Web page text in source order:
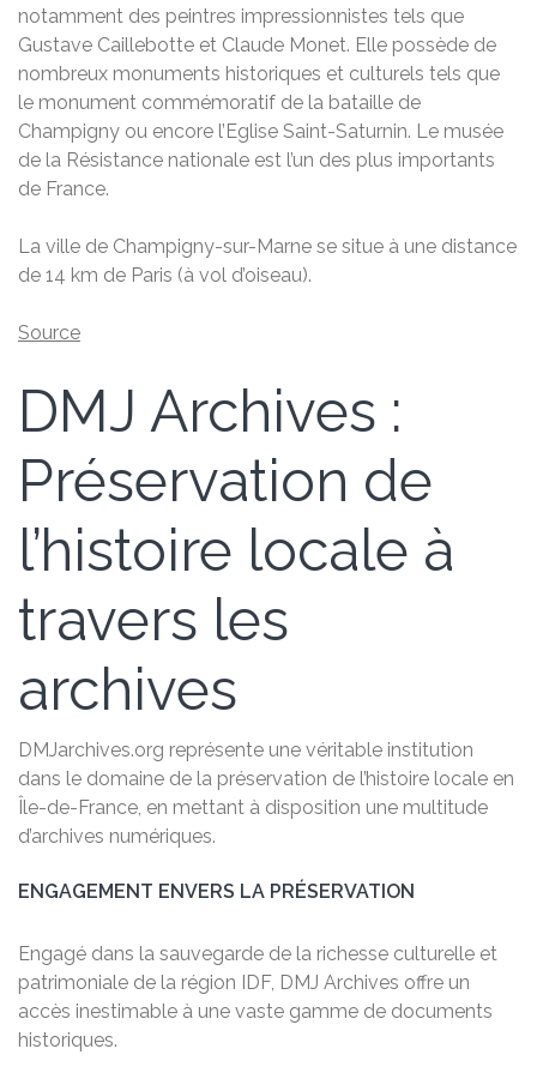
notamment des peintres impressionnistes tels que
Gustave Caillebotte et Claude Monet. Elle possède de
nombreux monuments historiques et culturels tels que
le monument commémoratif de la bataille de
Champigny ou encore l’Eglise Saint-Saturnin. Le musée
de la Résistance nationale est l’un des plus importants
de France.
La ville de Champigny-sur-Marne se situe à une distance
de 14 km de Paris (à vol d’oiseau).
Source
DMJ Archives :
Préservation de
l’histoire locale à
travers les
archives
DMJarchives.org représente une véritable institution
dans le domaine de la préservation de l’histoire locale en
Île-de-France, en mettant à disposition une multitude
d’archives numériques.
ENGAGEMENT ENVERS LA PRÉSERVATION
Engagé dans la sauvegarde de la richesse culturelle et
patrimoniale de la région IDF, DMJ Archives offre un
accès inestimable à une vaste gamme de documents
historiques.